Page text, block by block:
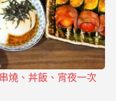
燒、丼飯、宵夜一次